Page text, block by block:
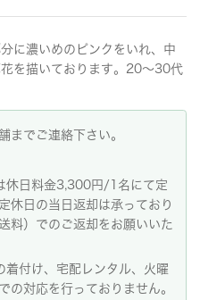
に濃いめのピンクをいれ、中
を描いております。20〜30代
までご連絡下さい。
日料金3,300円/1名にて定
休日の当日返却は承っており
料）でのご返却をお願いいた
付け、宅配レンタル、火曜
の対応を行っておりません。